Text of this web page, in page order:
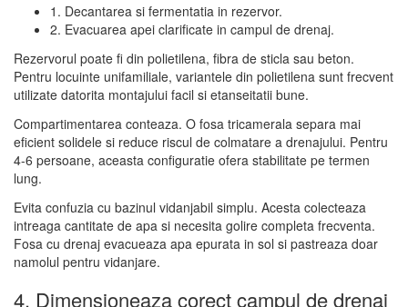
1. Decantarea si fermentatia in rezervor.
2. Evacuarea apei clarificate in campul de drenaj.
Rezervorul poate fi din polietilena, fibra de sticla sau beton.
Pentru locuinte unifamiliale, variantele din polietilena sunt frecvent
utilizate datorita montajului facil si etanseitatii bune.
Compartimentarea conteaza. O fosa tricamerala separa mai
eficient solidele si reduce riscul de colmatare a drenajului. Pentru
4-6 persoane, aceasta configuratie ofera stabilitate pe termen
lung.
Evita confuzia cu bazinul vidanjabil simplu. Acesta colecteaza
intreaga cantitate de apa si necesita golire completa frecventa.
Fosa cu drenaj evacueaza apa epurata in sol si pastreaza doar
namolul pentru vidanjare.
4. Dimensioneaza corect campul de drenaj